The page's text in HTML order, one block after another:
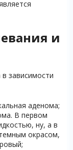
и
зависимости
аденома;
В первом
ну, а в
окрасом,